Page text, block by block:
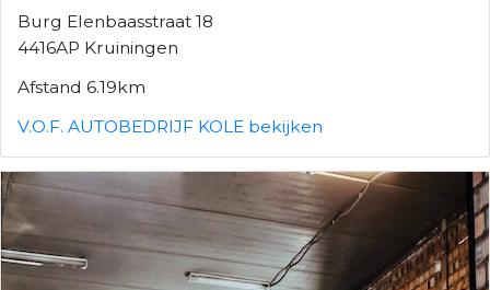
Burg Elenbaasstraat 18
4416AP Kruiningen
Afstand 6.19km
V.O.F. AUTOBEDRIJF KOLE bekijken